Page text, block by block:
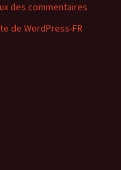
des commentaires
de WordPress-FR